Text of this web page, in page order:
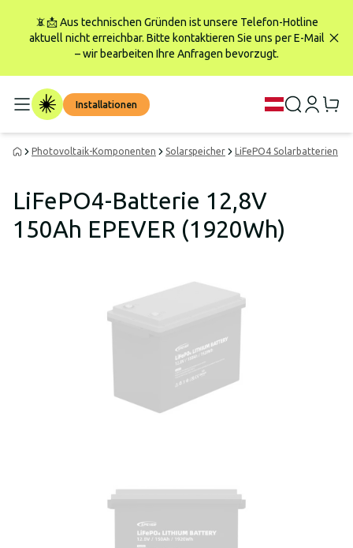
📵📩 Aus technischen Gründen ist unsere Telefon-Hotline
aktuell nicht erreichbar. Bitte kontaktieren Sie uns per E-Mail
– wir bearbeiten Ihre Anfragen bevorzugt.
Installationen
Photovoltaik-Komponenten Solarspeicher LiFePO4 Solarbatterien
LiFePO4-Batterie 12,8V
150Ah EPEVER (1920Wh)